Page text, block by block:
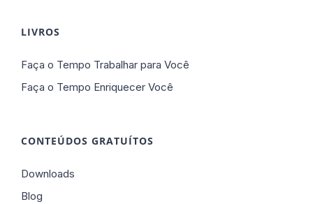
LIVROS
Faça o Tempo Trabalhar para Você
Faça o Tempo Enriquecer Você
CONTEÚDOS GRATUÍTOS
Downloads
Blog